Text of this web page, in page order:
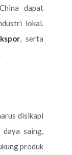
dapat
lokal.
, serta
disikapi
saing,
produk